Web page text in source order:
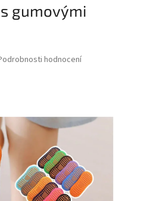
gumovými
hodnocení